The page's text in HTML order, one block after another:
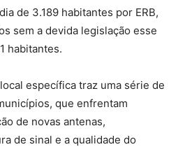
de 3.189 habitantes por ERB,
sem a devida legislação esse
habitantes.
específica traz uma série de
que enfrentam
de novas antenas,
de sinal e a qualidade do